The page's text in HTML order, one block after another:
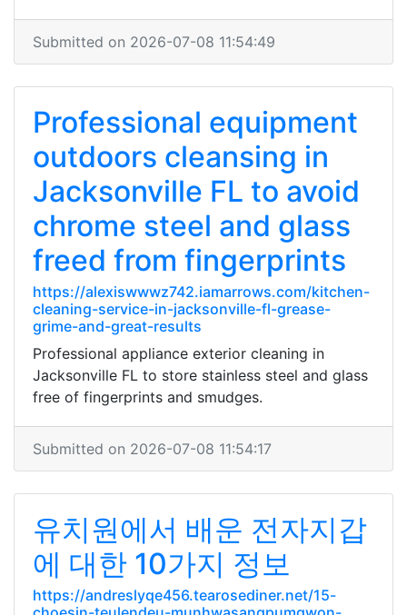
Submitted on 2026-07-08 11:54:49
Professional equipment
outdoors cleansing in
Jacksonville FL to avoid
chrome steel and glass
freed from fingerprints
https://alexiswwwz742.iamarrows.com/kitchen-
cleaning-service-in-jacksonville-fl-grease-
grime-and-great-results
Professional appliance exterior cleaning in
Jacksonville FL to store stainless steel and glass
free of fingerprints and smudges.
Submitted on 2026-07-08 11:54:17
유치원에서 배운 전자지갑
에 대한 10가지 정보
https://andreslyqe456.tearosediner.net/15-